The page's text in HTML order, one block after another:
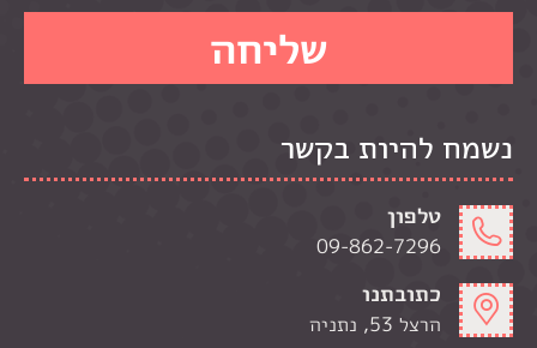
נשמח להיות בקשר
טלפון
09-862-7296
כתובתנו
הרצל 53, נתניה